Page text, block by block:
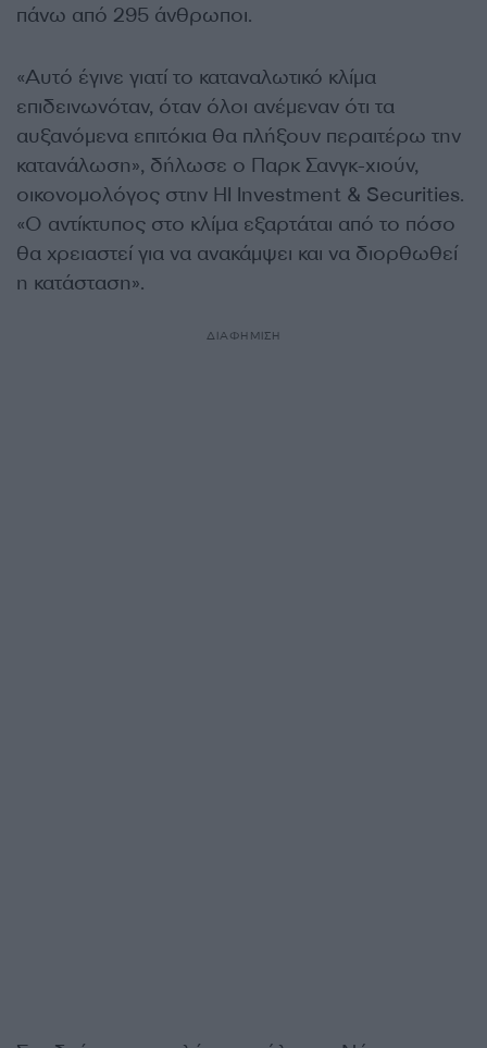
πάνω από 295 άνθρωποι.
«Αυτό έγινε γιατί το καταναλωτικό κλίμα
επιδεινωνόταν, όταν όλοι ανέμεναν ότι τα
αυξανόμενα επιτόκια θα πλήξουν περαιτέρω την
κατανάλωση», δήλωσε ο Παρκ Σανγκ-χιούν,
οικονομολόγος στην HI Investment & Securities.
«Ο αντίκτυπος στο κλίμα εξαρτάται από το πόσο
θα χρειαστεί για να ανακάμψει και να διορθωθεί
η κατάσταση».
ΔΙΑΦΗΜΙΣΗ